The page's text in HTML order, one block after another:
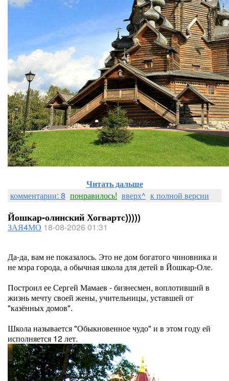
Читать дальше
комментарии: 8 понравилось! вверх^ к полной версии
Йошкар-олинский Хогвартс)))))
ЗАЯ4МО 18-08-2026 01:31
Да-да, вам не показалось. Это не дом богатого чиновника и
не мэра города, а обычная школа для детей в Йошкар-Оле.
Построил ее Сергей Мамаев - бизнесмен, воплотивший в
жизнь мечту своей жены, учительницы, уставшей от
"казённых домов".
Школа называется "Обыкновенное чудо" и в этом году ей
исполняется 12 лет.